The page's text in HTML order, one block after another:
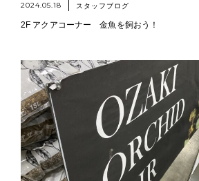
2024.05.18 スタッフブログ
2F アクアコーナー 金魚を飼おう！